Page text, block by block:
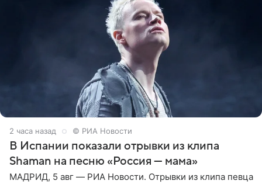
2 часа назад © РИА Новости
В Испании показали отрывки из клипа
Shaman на песню «Россия — мама»
МАДРИД, 5 авг — РИА Новости. Отрывки из клипа певца